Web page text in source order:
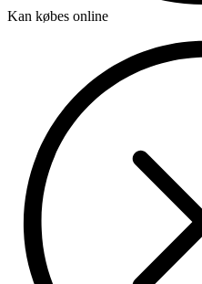
Kan købes online